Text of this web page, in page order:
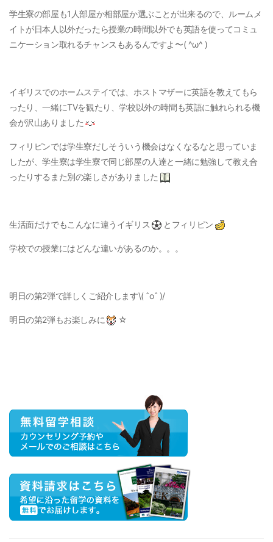
学生寮の部屋も1人部屋か相部屋か選ぶことが出来るので、ルームメ
イトが日本人以外だったら授業の時間以外でも英語を使ってコミュ
ニケーション取れるチャンスもあるんですよ〜( ^ω^ )
イギリスでのホームステイでは、ホストマザーに英語を教えてもら
ったり、一緒にTVを観たり、学校以外の時間も英語に触れられる機
会が沢山ありました
フィリピンでは学生寮だしそういう機会はなくなるなと思っていま
したが、学生寮は学生寮で同じ部屋の人達と一緒に勉強して教え合
ったりするまた別の楽しさがありました
生活面だけでもこんなに違うイギリス とフィリピン
学校での授業にはどんな違いがあるのか。。。
明日の第2弾で詳しくご紹介します\( ˆoˆ )/
明日の第2弾もお楽しみに ☆